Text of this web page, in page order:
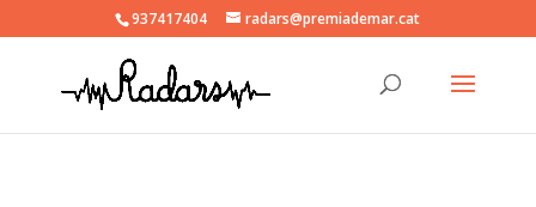
937417404 radars@premiademar.cat